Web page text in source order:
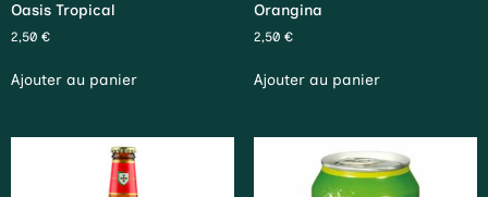
Oasis Tropical
2,50 €
Ajouter au panier
Orangina
2,50 €
Ajouter au panier